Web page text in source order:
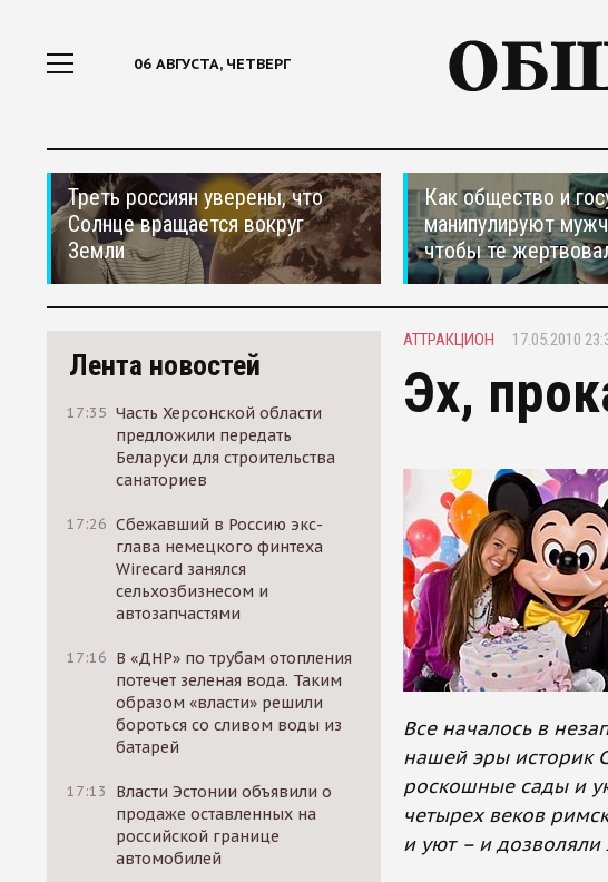
06 АВГУСТА, ЧЕТВЕРГ
Треть россиян уверены, что
Солнце вращается вокруг
Земли
Как общество и
манипулируют
чтобы те
Лента новостей
17:35 Часть Херсонской области
предложили передать
Беларуси для строительства
санаториев
17:26 Сбежавший в Россию экс-
глава немецкого финтеха
Wirecard занялся
сельхозбизнесом и
автозапчастями
17:16 В «ДНР» по трубам отопления
потечет зеленая вода. Таким
образом «власти» решили
бороться со сливом воды из
батарей
17:13
Власти Эстонии объявили о
продаже оставленных на
российской границе
автомобилей
АТТРАКЦИОН 17.05.2010
Эх,
Все началось в
нашей эры историк
роскошные сады и
четырех веков
и уют – и дозволяли